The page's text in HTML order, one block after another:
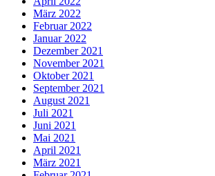
März 2022
Februar 2022
Januar 2022
Dezember 2021
November 2021
Oktober 2021
September 2021
August 2021
Juli 2021
Juni 2021
Mai 2021
April 2021
März 2021